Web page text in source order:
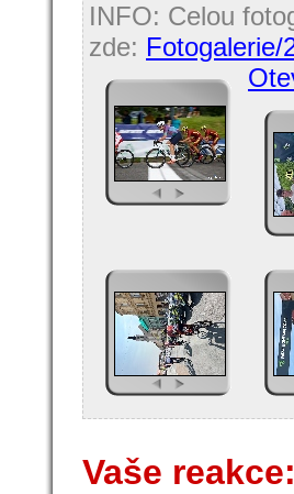
INFO: Celou
zde: Fotogalerie/
Vaše